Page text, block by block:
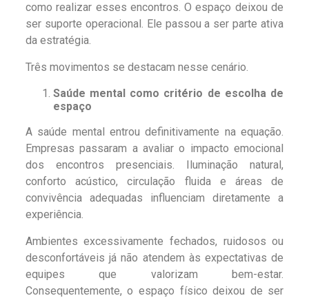
como realizar esses encontros. O espaço deixou de
ser suporte operacional. Ele passou a ser parte ativa
da estratégia.
Três movimentos se destacam nesse cenário.
Saúde mental como critério de escolha de
espaço
A saúde mental entrou definitivamente na equação.
Empresas passaram a avaliar o impacto emocional
dos encontros presenciais. Iluminação natural,
conforto acústico, circulação fluida e áreas de
convivência adequadas influenciam diretamente a
experiência.
Ambientes excessivamente fechados, ruidosos ou
desconfortáveis já não atendem às expectativas de
equipes que valorizam bem-estar.
Consequentemente, o espaço físico deixou de ser